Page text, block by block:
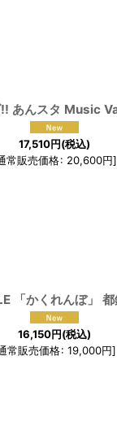
17,510円(税込)
常販売価格: 20,600円]
16,150円(税込)
常販売価格: 19,000円]